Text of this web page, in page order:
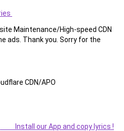
Maintenance/High-speed CDN
ads. Thank you. Sorry for the
CDN/APO
Install our App and copy lyrics !